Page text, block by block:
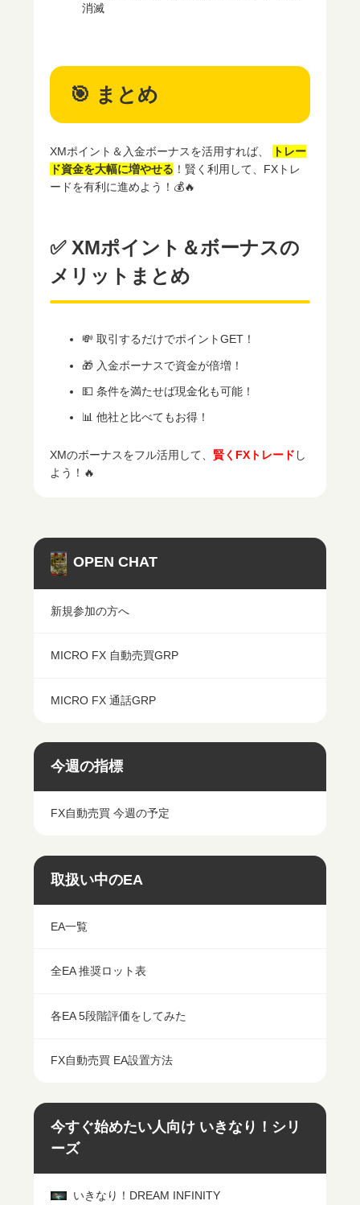
消滅
🎯 まとめ
XMポイント＆入金ボーナスを活用すれば、
トレー
ド資金を大幅に増やせる ！賢く利用して、FXトレ
ードを有利に進めよう！💰🔥
✅ XMポイント＆ボーナスの
メリットまとめ
💸 取引するだけでポイントGET！
🎁 入金ボーナスで資金が倍増！
💵 条件を満たせば現金化も可能！
📊 他社と比べてもお得！
XMのボーナスをフル活用して、 賢くFXトレード し
よう！🔥
OPEN CHAT
新規参加の方へ
MICRO FX 自動売買GRP
MICRO FX 通話GRP
今週の指標
FX自動売買 今週の予定
取扱い中のEA
EA一覧
全EA 推奨ロット表
各EA 5段階評価をしてみた
FX自動売買 EA設置方法
今すぐ始めたい人向け いきなり！シリ
ーズ
いきなり！DREAM INFINITY